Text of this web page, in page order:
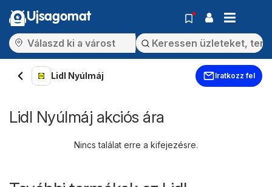
Ujsagomat
Lidl Nyúlmáj Iratkozz fel
Lidl Nyúlmáj akciós ára
Nincs találat erre a kifejezésre.